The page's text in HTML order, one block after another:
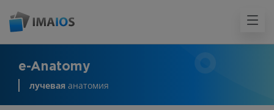
e-Anatomy
лучевая анатомия